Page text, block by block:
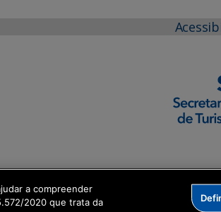
a compreender
2020 que trata da